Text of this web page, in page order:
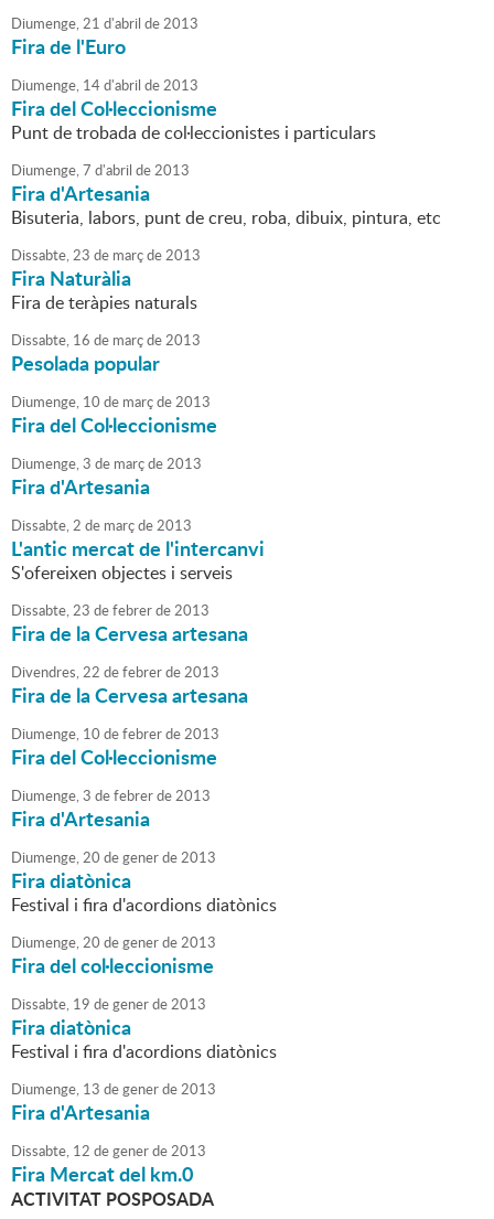
Diumenge,21 d'abril de2013
Fira de l'Euro
Diumenge, 14d'abril de2013
Fira del Col·leccionisme
Punt de trobada de col·leccionistes i particulars
Diumenge,7 d'abril de2013
Fira d'Artesania
Bisuteria, labors, punt de creu, roba, dibuix, pintura, etc
Dissabte,23 de marçde2013
Fira Naturàlia
Fira de teràpies naturals
Dissabte, 16 de marçde2013
Pesolada popular
Diumenge, 10 de marçde2013
Fira del Col·leccionisme
Diumenge,3 de marçde2013
Fira d'Artesania
Dissabte,2 de marçde2013
L'antic mercat de l'intercanvi
S'ofereixen objectes i serveis
Dissabte,23 defebrerde2013
Fira de la Cervesa artesana
Divendres,22 defebrerde2013
Fira de la Cervesa artesana
Diumenge, 10 defebrerde2013
Fira del Col·leccionisme
Diumenge,3 defebrerde2013
Fira d'Artesania
Diumenge,20 degenerde2013
Fira diatònica
Festival i fira d'acordions diatònics
Diumenge,20 degenerde2013
Fira del col·leccionisme
Dissabte, 19 degenerde2013
Fira diatònica
Festival i fira d'acordions diatònics
Diumenge, 13 degenerde2013
Fira d'Artesania
Dissabte, 12 degenerde2013
Fira Mercat del km.0
ACTIVITAT POSPOSADA